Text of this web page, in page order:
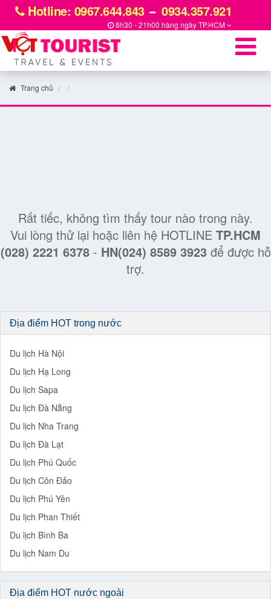
Hotline: 0967.644.843 0934.357.921
8h30 - 21h00 hàng ngàyTP.HCM
Trang chủ
Rất tiếc, không tìm thấy tour nào trong này.
Vui lòng thử lại hoặc liên hệ HOTLINE TP.HCM
(028) 2221 6378- HN(024) 8589 3923để được hỗ
trợ.
Địa điểm HOT trong nước
Du lịch Hà Nội
Du lịch Hạ Long
Du lịch Sapa
Du lịch Đà Nẵng
Du lịch Nha Trang
Du lịch Đà Lạt
Du lịch Phú Quốc
Du lịch Côn Đảo
Du lịch Phú Yên
Du lịch Phan Thiết
Du lịch Bình Ba
Du lịch Nam Du
Địa điểm HOT nước ngoài